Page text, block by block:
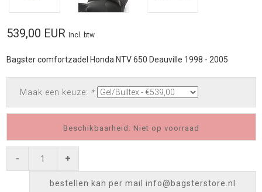
539,00 EUR Incl. btw
Bagster comfortzadel Honda NTV 650 Deauville 1998 - 2005
Maak een keuze: *
Beschikbaarheid: Niet op voorraad
- +
bestellen kan per mail info@bagsterstore.nl